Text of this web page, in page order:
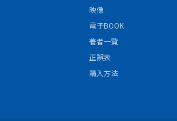
映像
電子BOOK
著者一覧
正誤表
購入方法